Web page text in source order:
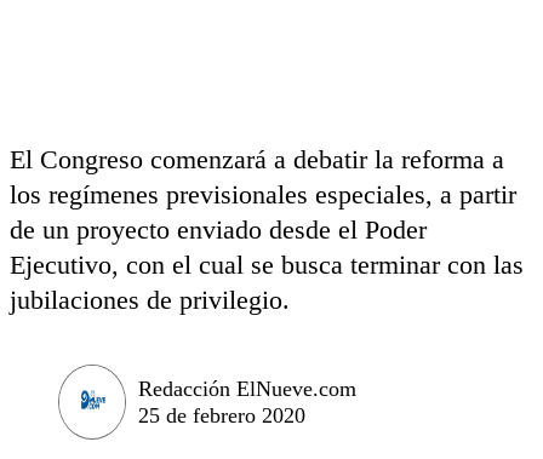
El Congreso comenzará a debatir la reforma a
los regímenes previsionales especiales, a partir
de un proyecto enviado desde el Poder
Ejecutivo, con el cual se busca terminar con las
jubilaciones de privilegio.
Redacción ElNueve.com
25 de febrero 2020